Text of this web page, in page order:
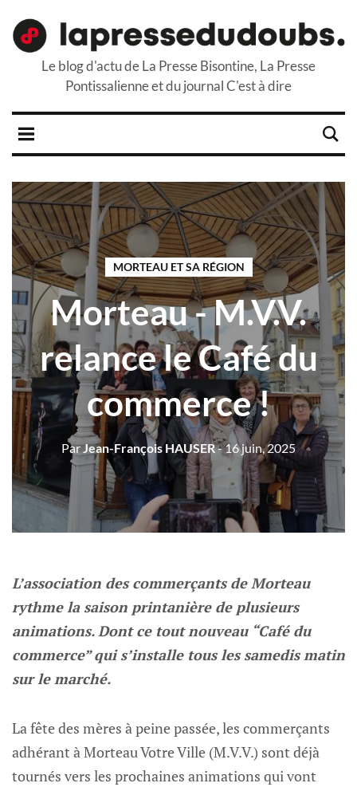
Le blog d'actu de La Presse Bisontine, La Presse
Pontissalienne et du journal C'est à dire
MORTEAU ET SA RÉGION
Morteau - M.V.V.
relance le Café du
commerce !
ParJean-François HAUSER- 16 juin, 2025
L’association des commerçants de Morteau
rythme la saison printanière de plusieurs
animations. Dont ce tout nouveau “Café du
commerce” qui s’installe tous les samedis matin
sur le marché.
La fête des mères à peine passée, les commerçants
adhérant à Morteau Votre Ville (M.V.V.) sont déjà
tournés vers les prochaines animations qui vont